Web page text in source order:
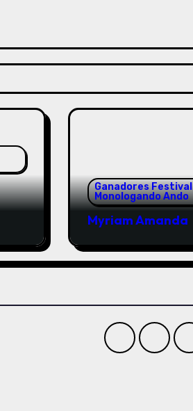
Ganadores Festival
Monologando Ando
Myriam Amanda